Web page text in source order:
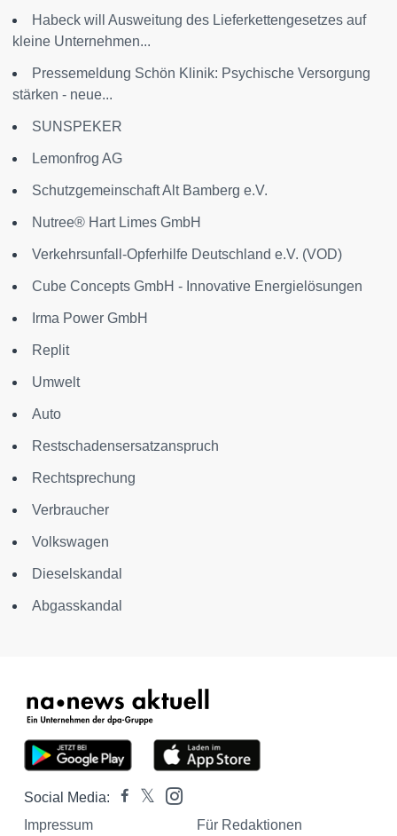
Habeck will Ausweitung des Lieferkettengesetzes auf
kleine Unternehmen...
Pressemeldung Schön Klinik: Psychische Versorgung
stärken - neue...
SUNSPEKER
Lemonfrog AG
Schutzgemeinschaft Alt Bamberg e.V.
Nutree® Hart Limes GmbH
Verkehrsunfall-Opferhilfe Deutschland e.V. (VOD)
Cube Concepts GmbH - Innovative Energielösungen
Irma Power GmbH
Replit
Umwelt
Auto
Restschadensersatzanspruch
Rechtsprechung
Verbraucher
Volkswagen
Dieselskandal
Abgasskandal
Social Media:
Impressum
Für Redaktionen